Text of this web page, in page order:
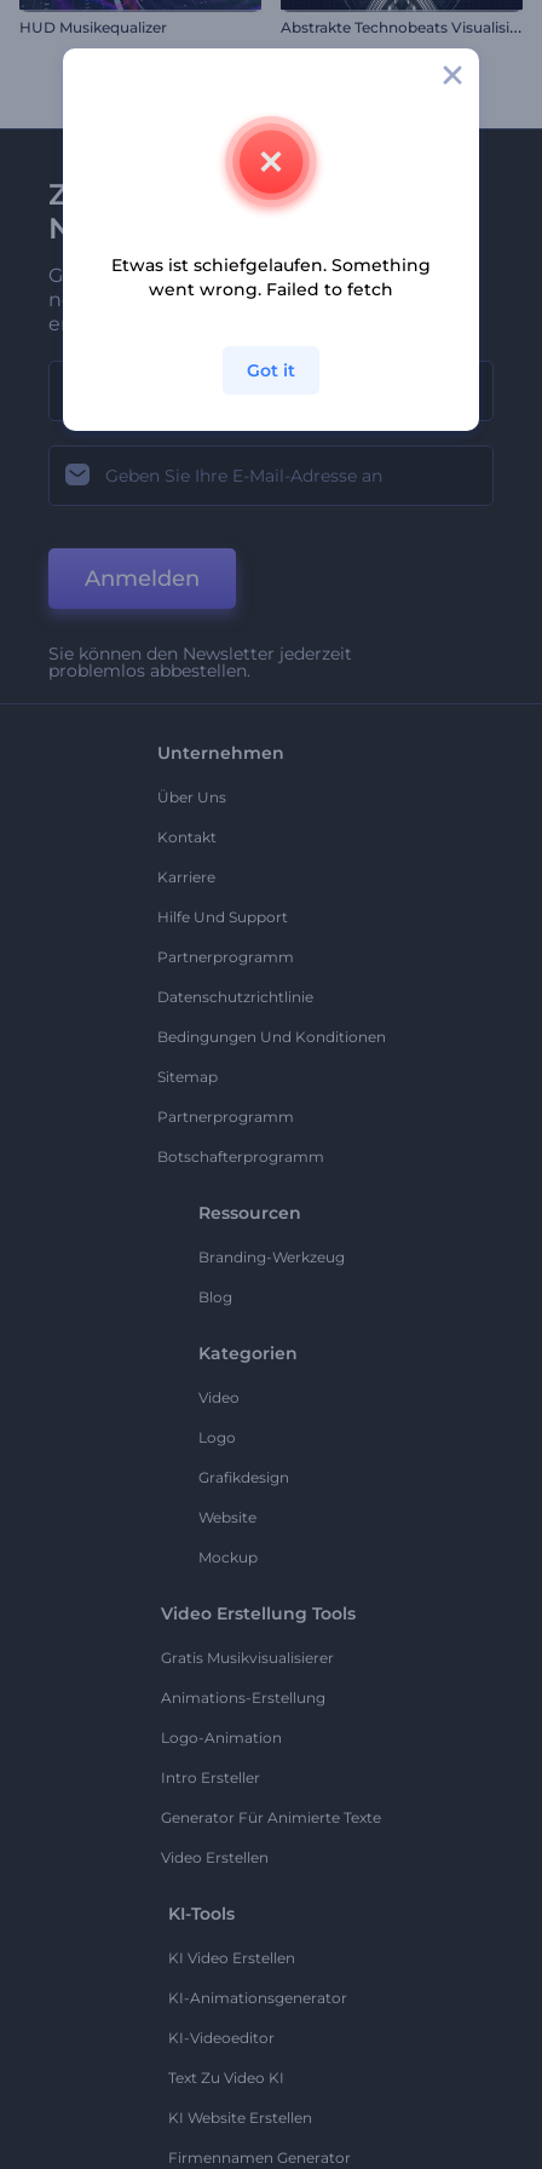
HUD Musikequalizer A
bstrakte Technobeats Visualisierer
Zu Renderforest-
Newsletter anmelden
Gehören Sie zu den Ersten, die unsere
neuesten Nachrichten und Angebote
erhalten
Anmelden
Sie können den Newsletter jederzeit
problemlos abbestellen.
Unternehmen
Über Uns
Kontakt
Karriere
Hilfe Und Support
Partnerprogramm
Datenschutzrichtlinie
Bedingungen Und Konditionen
Sitemap
Partnerprogramm
Botschafterprogramm
Ressourcen
Branding-Werkzeug
Blog
Kategorien
Video
Logo
Grafikdesign
Website
Mockup
Video Erstellung Tools
Gratis Musikvisualisierer
Animations-Erstellung
Logo-Animation
Intro Ersteller
Generator Für Animierte Texte
Video Erstellen
KI-Tools
KI Video Erstellen
KI-Animationsgenerator
KI-Videoeditor
Text Zu Video KI
KI Website Erstellen
Firmennamen Generator
Etwas ist schiefgelaufen. Something
went wrong. Failed to fetch
Got it